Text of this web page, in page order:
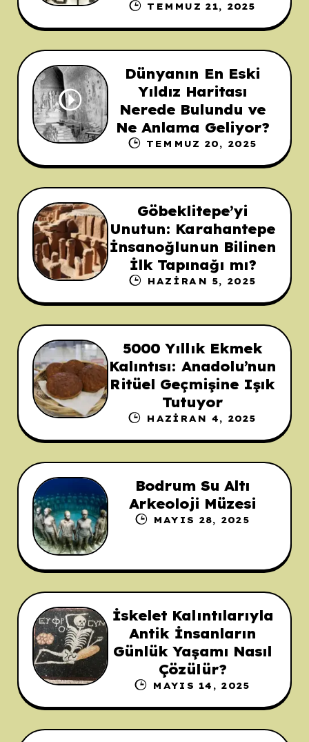
TEMMUZ 21, 2025
Dünyanın En Eski
Yıldız Haritası
Nerede Bulundu ve
Ne Anlama Geliyor?
TEMMUZ 20, 2025
Göbeklitepe’yi
Unutun: Karahantepe
İnsanoğlunun Bilinen
İlk Tapınağı mı?
HAZIRAN 5, 2025
5000 Yıllık Ekmek
Kalıntısı: Anadolu’nun
Ritüel Geçmişine Işık
Tutuyor
HAZIRAN 4, 2025
Bodrum Su Altı
Arkeoloji Müzesi
MAYIS 28, 2025
İskelet Kalıntılarıyla
Antik İnsanların
Günlük Yaşamı Nasıl
Çözülür?
MAYIS 14, 2025